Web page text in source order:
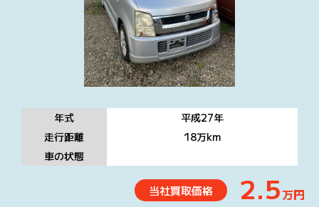
年式 平成27年
走行距離
18万km
車の状態
当社買取価格 2.5万円